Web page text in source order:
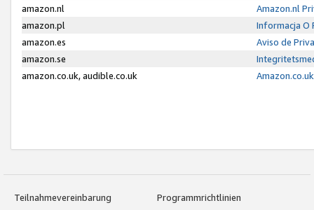
amazon.nl
Amazon.nl
amazon.pl
Informacja O
amazon.es
Aviso de
amazon.se
amazon.co.uk, audible.co.uk
Teilnahmevereinbarung
Programmrichtlinien